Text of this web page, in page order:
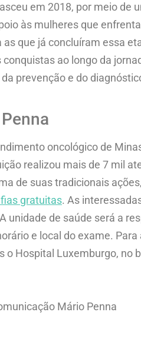
em 2018, por meio
às mulheres que
que já concluíram essa
ao longo da
prevenção e do
oncológico de
realizou mais de 7 mil
de suas tradicionais
gratuitas. As
unidade de saúde será a
e local do exame.
o Hospital Luxemburgo, no
Mário Penna